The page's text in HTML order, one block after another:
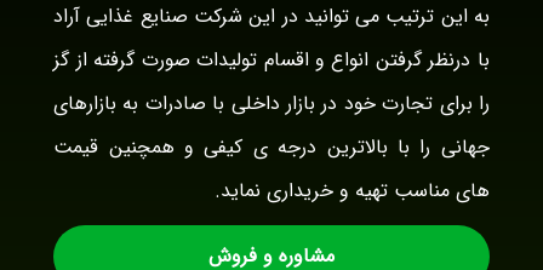
به این ترتیب می توانید در این شرکت صنایع غذایی آراد
با درنظر گرفتن انواع و اقسام تولیدات صورت گرفته از گز
را برای تجارت خود در بازار داخلی با صادرات به بازارهای
جهانی را با بالاترین درجه ی کیفی و همچنین قیمت
های مناسب تهیه و خریداری نماید.
مشاوره و فروش